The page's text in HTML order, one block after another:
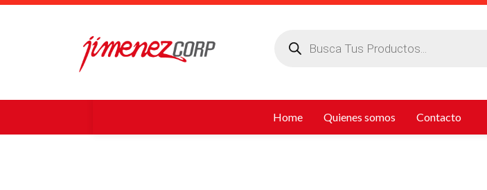
productos
Home Quienes somos Contacto